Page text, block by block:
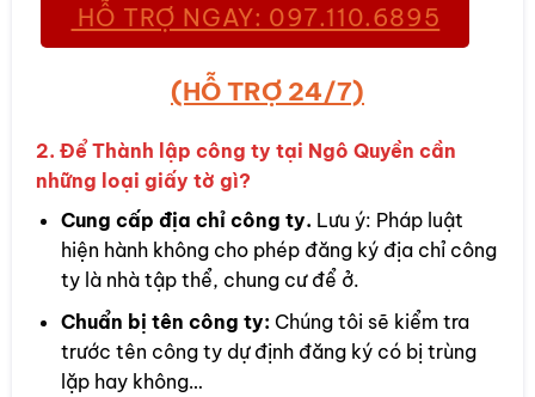
HỖ TRỢ NGAY: 097.110.6895
(HỖ TRỢ 24/7)
2. Để Thành lập công ty tại Ngô Quyền cần
những loại giấy tờ gì?
Cung cấp địa chỉ công ty. Lưu ý: Pháp luật
hiện hành không cho phép đăng ký địa chỉ công
ty là nhà tập thể, chung cư để ở.
Chuẩn bị tên công ty: Chúng tôi sẽ kiểm tra
trước tên công ty dự định đăng ký có bị trùng
lặp hay không…